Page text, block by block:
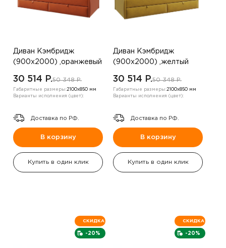
Диван Кэмбридж
(900х2000) ,оранжевый
30 514 P.50 348 P.
Габаритные размеры:2100х850 мм
Варианты исполнения (цвет):
Доставка по РФ.
В корзину
Купить в один клик
Диван Кэмбридж
(900х2000) ,желтый
30 514 P.50 348 P.
Габаритные размеры:2100х850 мм
Варианты исполнения (цвет):
Доставка по РФ.
В корзину
Купить в один клик
-20%
СКИДКА
-20%
СКИДКА